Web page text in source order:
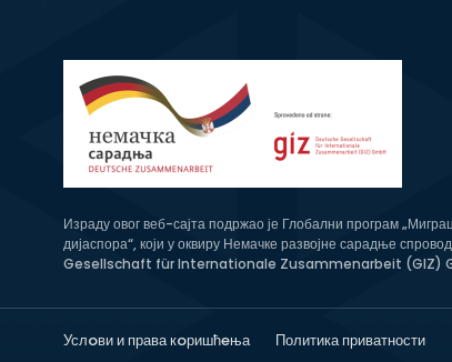
Израду овог веб-сајта подржао је Глобални програм
дијаспора“, који у оквиру Немачке развојне сарадње
Gesellschaft für Internationale Zusammenarbeit (GIZ)
Услoви и права кoришћeња Политика приватности